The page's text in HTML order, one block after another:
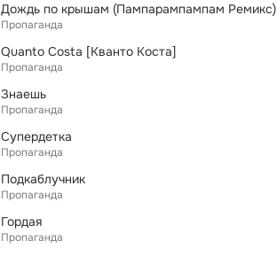
Дождь по крышам (Пампарампампам Ремикс)
Пропаганда
Quanto Costa [Кванто Коста]
Пропаганда
Знаешь
Пропаганда
Супердетка
Пропаганда
Подкаблучник
Пропаганда
Гордая
Пропаганда